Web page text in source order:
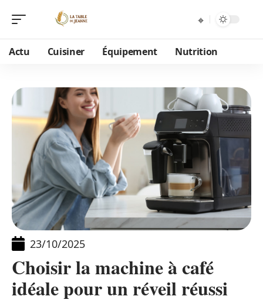
Actu Cuisiner Équipement Nutrition
23/10/2025
Choisir la machine à café
idéale pour un réveil réussi